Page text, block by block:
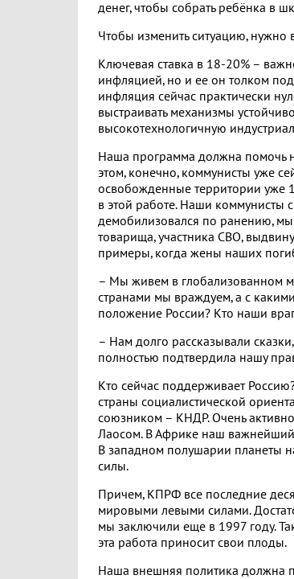
денег, чтобы собрать ребёнка в
Чтобы изменить ситуацию, нужно
Ключевая ставка в 18-20% –
инфляцией, но и ее он толком
инфляция сейчас практически
выстраивать механизмы
высокотехнологичную
Наша программа должна помочь
этом, конечно, коммунисты уже
освобожденные территории уже
в этой работе. Наши коммунисты
демобилизовался по ранению,
товарища, участника СВО,
примеры, когда жены наших
– Мы живем в глобализованном
странами мы враждуем, а с
положение России? Кто наши
– Нам долго рассказывали
полностью подтвердила нашу
Кто сейчас поддерживает
страны социалистической
союзником – КНДР. Очень
Лаосом. В Африке наш важнейший
В западном полушарии планеты
силы.
Причем, КПРФ все последние
мировыми левыми силами.
мы заключили еще в 1997 году.
эта работа приносит свои плоды.
Наша внешняя политика должна